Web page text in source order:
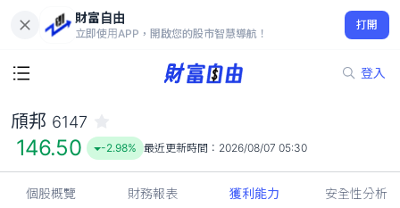
財富自由
立即使用APP，開啟您的股市智慧導航！
打開
登入
146.50
-2.98%
頎邦 6147
個股概覽 財務報表 獲利能力 安全性分析